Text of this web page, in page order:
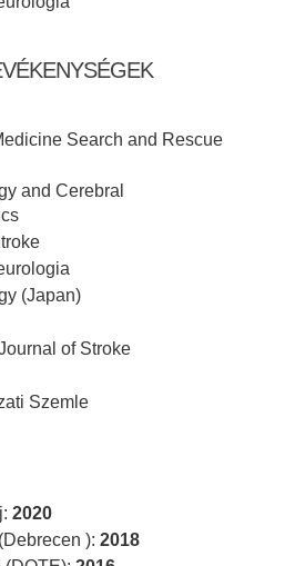
Search and Rescue
and Cerebral
(Japan)
of Stroke
Szemle
2020
): 2018